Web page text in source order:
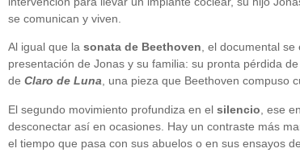
se comunican y viven.
Al igual que la sonata de Beethoven , el documental
presentación de Jonas y su familia: su pronta pérdida
de Claro de Luna , una pieza que Beethoven compuso
El segundo movimiento profundiza en el silencio , ese
desconectar así en ocasiones. Hay un contraste más
el tiempo que pasa con sus abuelos o en sus ensayos de